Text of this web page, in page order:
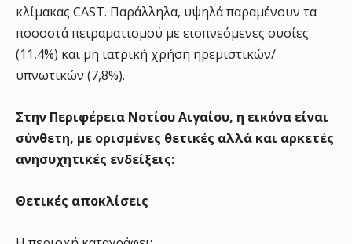
κλίμακας CAST. Παράλληλα, υψηλά παραμένουν τα
ποσοστά πειραματισμού με εισπνεόμενες ουσίες
(11,4%) και μη ιατρική χρήση ηρεμιστικών/
υπνωτικών (7,8%).
Στην Περιφέρεια Νοτίου Αιγαίου, η εικόνα είναι
σύνθετη, με ορισμένες θετικές αλλά και αρκετές
ανησυχητικές ενδείξεις:
Θετικές αποκλίσεις